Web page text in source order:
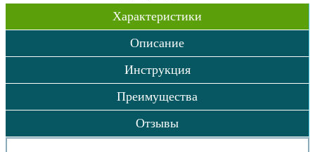
Характеристики
Описание
Инструкция
Преимущества
Отзывы